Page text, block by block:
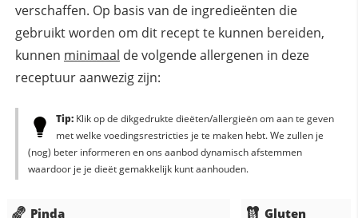
verschaffen. Op basis van de ingredieënten die
gebruikt worden om dit recept te kunnen bereiden,
kunnen minimaal de volgende allergenen in deze
receptuur aanwezig zijn:
Tip:Klik op de dikgedrukte dieëten/allergieën om aan te geven
met welke voedingsrestricties je te maken hebt. We zullen je
(nog) beter informeren en ons aanbod dynamisch afstemmen
waardoor je je dieët gemakkelijk kunt aanhouden.
Pinda Gluten